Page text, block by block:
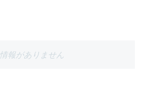
情報がありません